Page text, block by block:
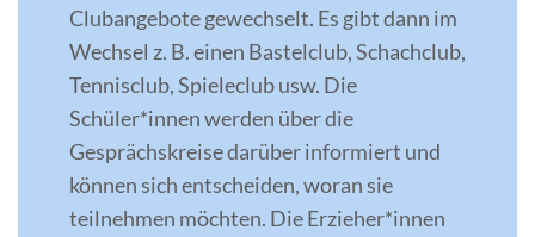
Clubangebote gewechselt. Es gibt dann im
Wechsel z. B. einen Bastelclub, Schachclub,
Tennisclub, Spieleclub usw. Die
Schüler*innen werden über die
Gesprächskreise darüber informiert und
können sich entscheiden, woran sie
teilnehmen möchten. Die Erzieher*innen